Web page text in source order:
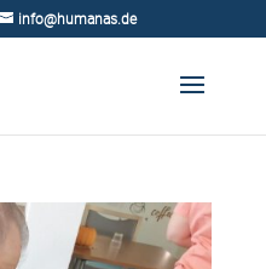
info@humanas.de